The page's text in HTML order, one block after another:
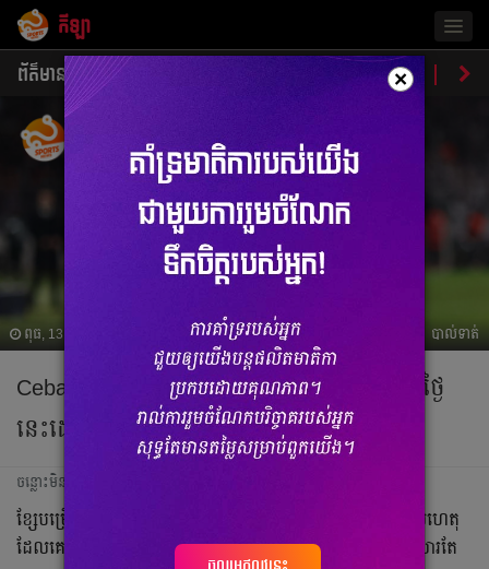
កីឡា
ព័ត៌មាន បាល់ទាត់ ប្រវត្តិ​​ វិភា
ពុធ, 13 ធ្នូ 2023 13:27 បាល់ទាត់
Ceballosថា​ មូលហេតុ​ដែល​នៅ​ Real ដល់​សព្វ​ថ្ងៃ​
នេះ​ដោយ​សារ​តែ​ Ancelotti
ចន្លោះមិនឃើញ
ខ្សែបម្រើ​ Dani Ceballos បាន​និយាយ​កាល​ពីពេលថ្មីៗ​នេះ​ថា​ មូលហេតុ​
ដែល​គេ​នៅ​បន្ត​ជា​មួយ​ក្លឹប​ Real Madrid ដល់​សព្វ​ថ្ងៃ​នេះ​គឺ​ដោយ​សារ​តែ​
×